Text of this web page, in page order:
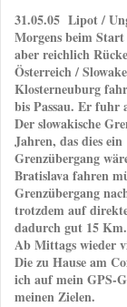
31.05.05 Lipot /
Morgens beim
aber reichlich
Österreich /
Klosterneuburg
bis Passau. Er fuhr
Der slowakische
Jahren, das dies
Grenzübergang
Bratislava fahren
Grenzübergang
trotzdem auf
dadurch gut 15 Km.
Ab Mittags wieder
Die zu Hause am
ich auf mein GPS-
meinen Zielen.